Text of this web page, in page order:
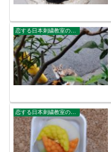
恋する日本刺繍教室のブログ